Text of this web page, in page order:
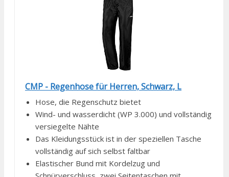
CMP - Regenhose für Herren, Schwarz, L
Hose, die Regenschutz bietet
Wind- und wasserdicht (WP 3.000) und vollständig
versiegelte Nähte
Das Kleidungsstück ist in der speziellen Tasche
vollständig auf sich selbst faltbar
Elastischer Bund mit Kordelzug und